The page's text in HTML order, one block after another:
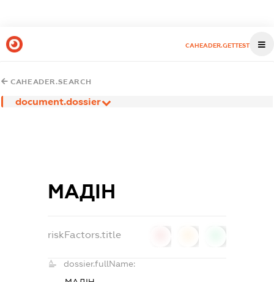
CAHEADER.GETTEST
CAHEADER.SEARCH
document.dossier
МАДІН
riskFactors.title
dossier.fullName: